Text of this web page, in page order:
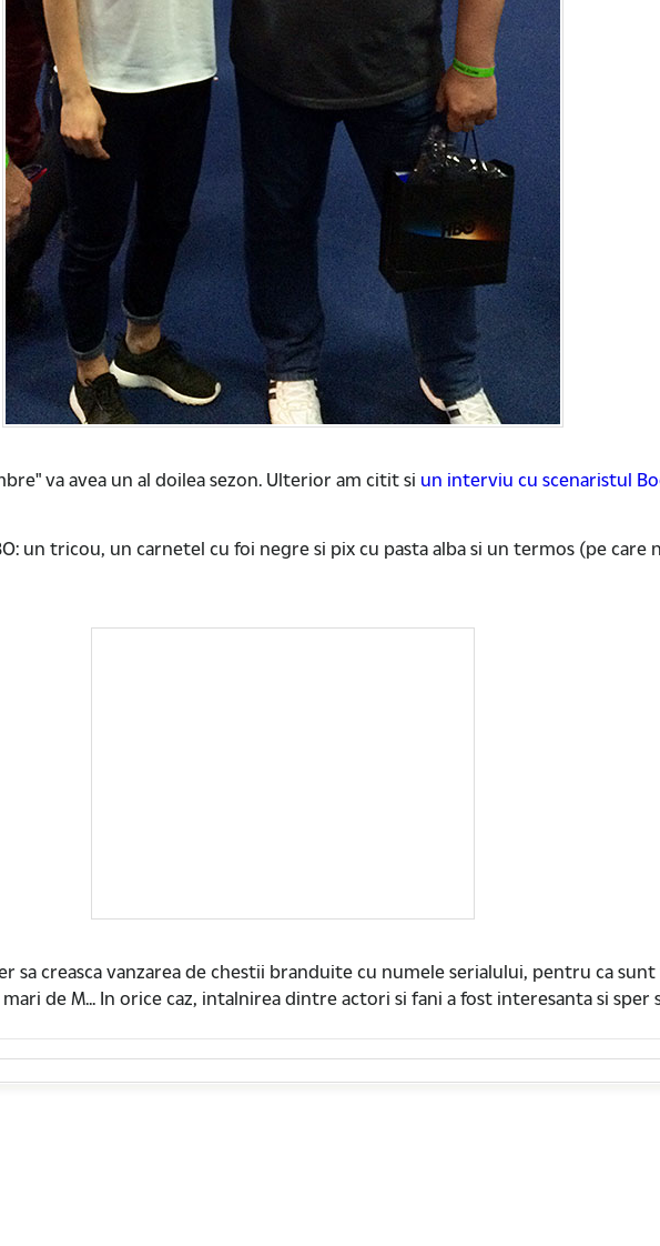
va avea un al doilea sezon. Ulterior am citit si un interviu cu scenaristul
un tricou, un carnetel cu foi negre si pix cu pasta alba si un termos (pe
sa creasca vanzarea de chestii branduite cu numele serialului, pentru ca
de M... In orice caz, intalnirea dintre actori si fani a fost interesanta si sper